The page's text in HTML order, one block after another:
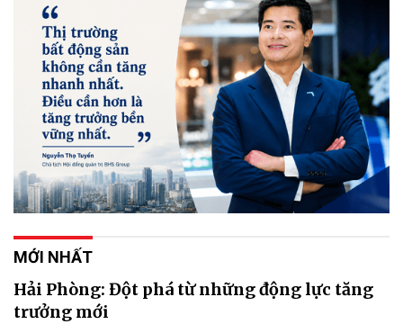
MỚI NHẤT
Hải Phòng: Đột phá từ những động lực tăng
trưởng mới